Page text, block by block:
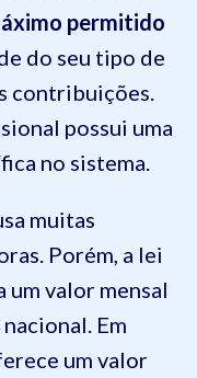
permitido
do seu tipo de
contribuições.
possui uma
no sistema.
muitas
Porém, a lei
um valor mensal
Em
um valor